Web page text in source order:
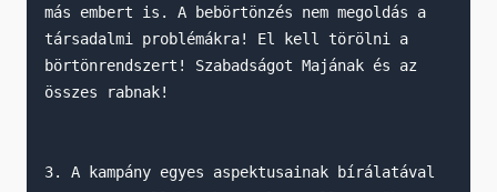
más embert is. A bebörtönzés nem megoldás a
társadalmi problémákra! El kell törölni a
börtönrendszert! Szabadságot Majának és az
összes rabnak!
3. A kampány egyes aspektusainak bírálatával